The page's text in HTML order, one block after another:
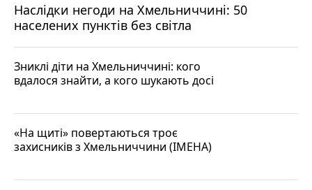
Наслідки негоди на Хмельниччині: 50
населених пунктів без світла
Зниклі діти на Хмельниччині: кого
вдалося знайти, а кого шукають досі
«На щиті» повертаються троє
захисників з Хмельниччини (ІМЕНА)